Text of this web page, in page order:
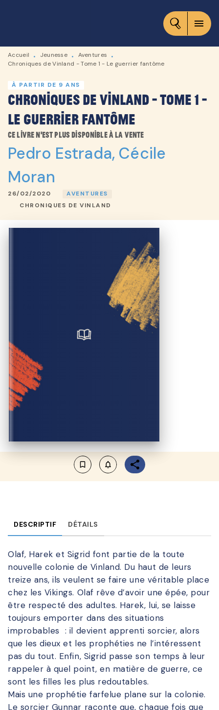
CONTENU
menu
Accueil • Jeunesse • Aventures
•
Chroniques de Vinland - Tome 1 - Le guerrier fantôme
À PARTIR DE 9 ANS
Chroniques de Vinland - Tome 1 -
Le guerrier fantôme
Ce livre n'est plus disponible à la vente
Pedro Estrada, Cécile
Moran
26/02/2020
AVENTURES
CHRONIQUES DE VINLAND
bookmark_border notifications_none_outlined
DESCRIPTIF DÉTAILS
Olaf, Harek et Sigrid font partie de la toute
nouvelle colonie de Vinland. Du haut de leurs
treize ans, ils veulent se faire une véritable place
chez les Vikings. Olaf rêve d’avoir une épée, pour
être respecté des adultes. Harek, lui, se laisse
toujours emporter dans des situations
improbables : il devient apprenti sorcier, alors
que les dieux et les prophéties ne l’intéressent
pas du tout. Enfin, Sigrid passe son temps à leur
rappeler à quel point, en matière de guerre, ce
sont les filles les plus redoutables.
Mais une prophétie farfelue plane sur la colonie.
Le sorcier Gunnar raconte que, chaque fois que